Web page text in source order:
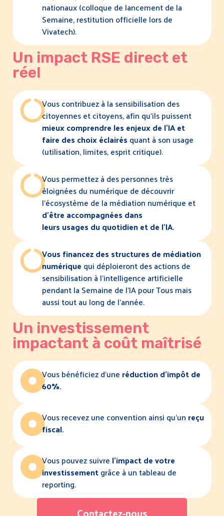
nationaux (colloque de lancement de la
Semaine, restitution officielle lors de
Vivatech).
Un impact RSE direct et
réel
Vous contribuez à la sensibilisation des
citoyennes et citoyens, afin qu’ils puissent
mieux comprendre les enjeux de l’IA et
faire des choix éclairés quant à son usage
(utilisation, limites, esprit critique).
Vous permettez à des personnes très
éloignées du numérique de découvrir
l’écosystème de la médiation numérique et
d’être accompagnées dans
leurs usages du quotidien et de l’IA.
Vous financez des structures de médiation
numérique qui déploieront des actions de
sensibilisation à l’intelligence artificielle
pendant la Semaine de l’IA pour Tous mais
aussi tout au long de l’année.
Un investissement
impactant à coût maîtrisé
Vous bénéficiez d’une réduction d’impôt de
60%.
Vous recevez une convention ainsi qu’un reçu
fiscal.
Vous pouvez suivre l’impact de votre
investissementgrâce à un tableau de
reporting.